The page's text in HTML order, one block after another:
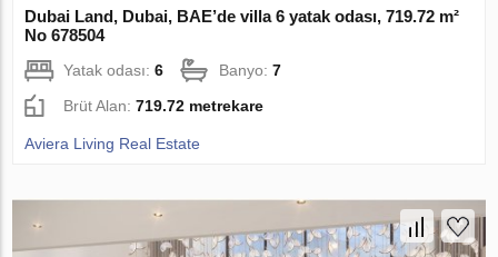
Dubai Land, Dubai, BAE’de villa 6 yatak odası, 719.72 m²
No 678504
Yatak odası:6 Banyo:7
Brüt Alan:719.72 metrekare
Aviera Living Real Estate